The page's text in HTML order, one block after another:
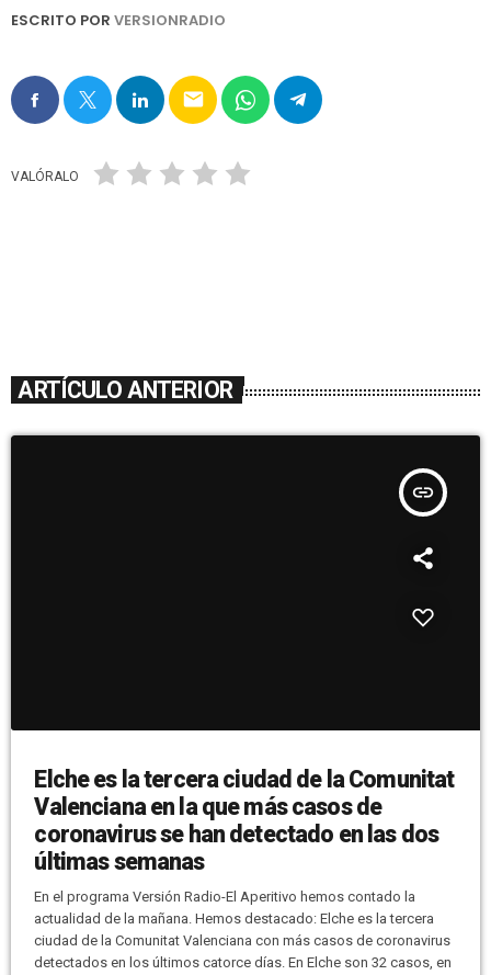
ESCRITO POR VERSIONRADIO
email
VALÓRALO
ARTÍCULO ANTERIOR
insert_link
Elche es la tercera ciudad de la Comunitat
Valenciana en la que más casos de
coronavirus se han detectado en las dos
últimas semanas
En el programa Versión Radio-El Aperitivo hemos contado la
actualidad de la mañana. Hemos destacado: Elche es la tercera
ciudad de la Comunitat Valenciana con más casos de coronavirus
detectados en los últimos catorce días. En Elche son 32 casos, en